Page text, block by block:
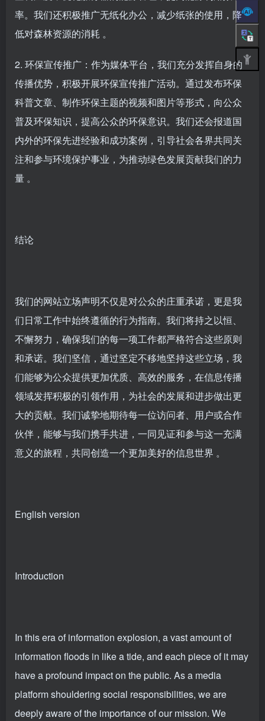
率。我们还积极推广无纸化办公，减少纸张的使用，降
低对森林资源的消耗 。
2. 环保宣传推广：作为媒体平台，我们充分发挥自身的
传播优势，积极开展环保宣传推广活动。通过发布环保
科普文章、制作环保主题的视频和图片等形式，向公众
普及环保知识，提高公众的环保意识。我们还会报道国
内外的环保先进经验和成功案例，引导社会各界共同关
注和参与环境保护事业，为推动绿色发展贡献我们的力
量 。
结论
我们的网站立场声明不仅是对公众的庄重承诺，更是我
们日常工作中始终遵循的行为指南。我们将持之以恒、
不懈努力，确保我们的每一项工作都严格符合这些原则
和承诺。我们坚信，通过坚定不移地坚持这些立场，我
们能够为公众提供更加优质、高效的服务，在信息传播
领域发挥积极的引领作用，为社会的发展和进步做出更
大的贡献。我们诚挚地期待每一位访问者、用户或合作
伙伴，能够与我们携手共进，一同见证和参与这一充满
意义的旅程，共同创造一个更加美好的信息世界 。
English version
Introduction
In this era of information explosion, a vast amount of
information floods in like a tide, and each piece of it may
have a profound impact on the public. As a media
platform shouldering social responsibilities, we are
deeply aware of the importance of our mission. We